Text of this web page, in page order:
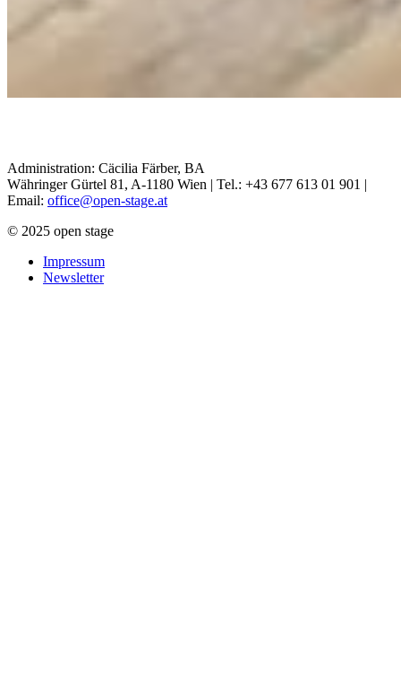
Administration: Cäcilia Färber, BA
Währinger Gürtel 81, A-1180 Wien | Tel.: +43 677 613 01 901 |
Email: office@open-stage.at
© 2025 open stage
Impressum
Newsletter